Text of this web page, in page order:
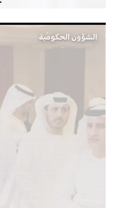
الشؤون الحكومية